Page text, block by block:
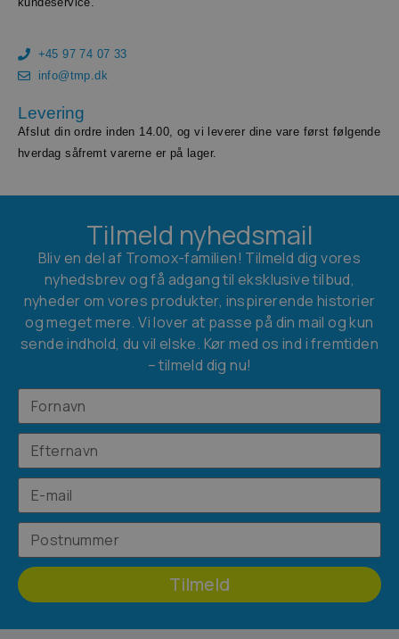
+45 97 74 07 33
info@tmp.dk
Levering
Afslut din ordre inden 14.00, og vi leverer dine vare først følgende
hverdag såfremt varerne er på lager.
Tilmeld nyhedsmail
Bliv en del af Tromox-familien! Tilmeld dig vores
nyhedsbrev og få adgang til eksklusive tilbud,
nyheder om vores produkter, inspirerende historier
og meget mere. Vi lover at passe på din mail og kun
sende indhold, du vil elske. Kør med os ind i fremtiden
– tilmeld dig nu!
Tilmeld